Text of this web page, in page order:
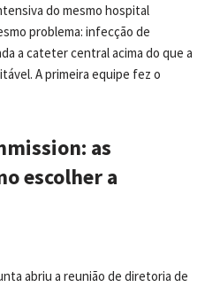
do mesmo hospital
problema: infecção de
a cateter central acima do que a
A primeira equipe fez o
as
escolher a
abriu a reunião de diretoria de